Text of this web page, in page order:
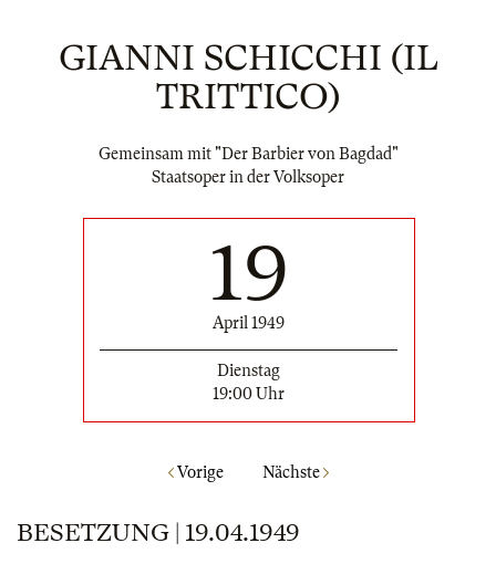
GIANNI SCHICCHI (IL
TRITTICO)
Gemeinsam mit "Der Barbier von Bagdad"
Staatsoper in der Volksoper
19
April 1949
Dienstag
19:00 Uhr
Vorige Nächste
BESETZUNG | 19.04.1949